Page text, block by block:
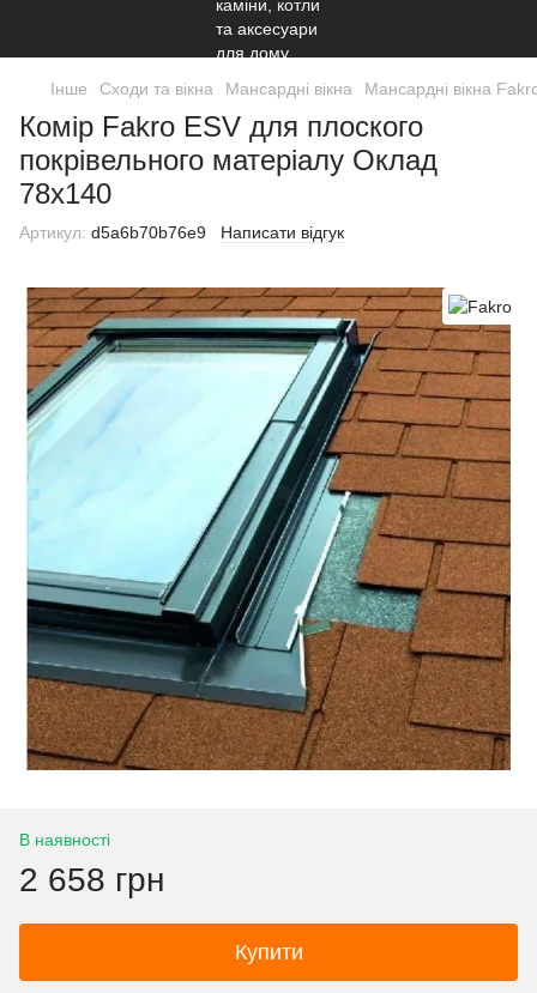
Інше Сходи та вікна Мансардні вікна Мансардні вікна
Комір Fakro ESV для плоского
покрівельного матеріалу Оклад
78х140
Артикул: d5a6b70b76e9 Написати відгук
В наявності
2 658 грн
Купити